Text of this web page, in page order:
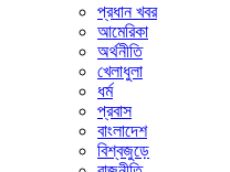
প্রধান খবর
আমেরিকা
অর্থনীতি
খেলাধুলা
ধর্ম
প্রবাস
বাংলাদেশ
বিশ্বজুড়ে